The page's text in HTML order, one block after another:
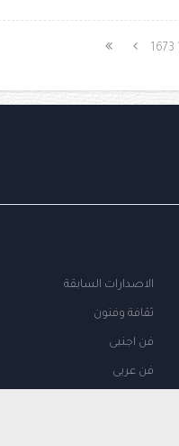
1673
الاصدارات السابقة
ثقافة وفنون
فن اجنبى
فن عربى